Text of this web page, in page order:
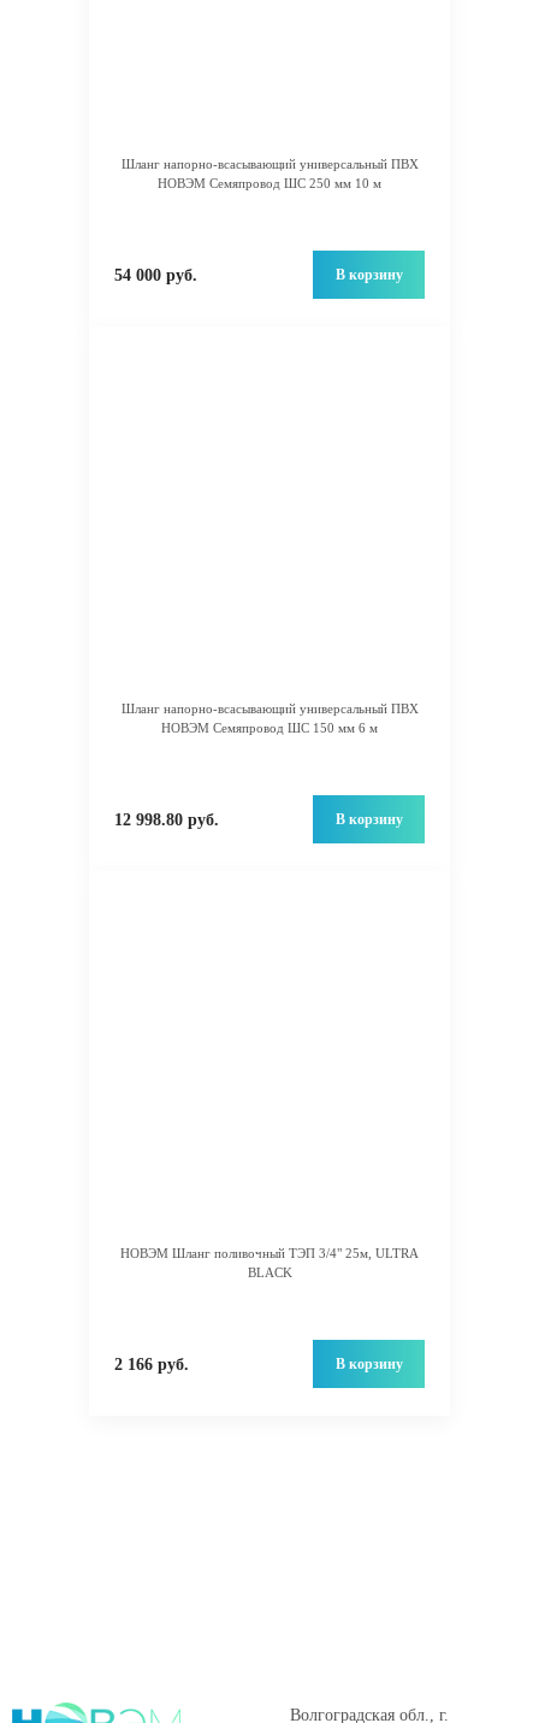
Шланг напорно-всасывающий универсальный ПВХ
НОВЭМ Семяпровод ШС 250 мм 10 м
54 000 руб. В корзину
Шланг напорно-всасывающий универсальный ПВХ
НОВЭМ Семяпровод ШС 150 мм 6 м
12 998.80 руб. В корзину
НОВЭМ Шланг поливочный ТЭП 3/4" 25м, ULTRA
BLACK
2 166 руб. В корзину
Волгоградская обл., г.